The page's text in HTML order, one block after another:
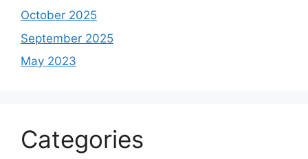
October 2025
September 2025
May 2023
Categories